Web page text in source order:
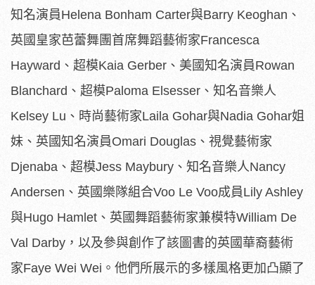
知名演員Helena Bonham Carter與Barry Keoghan、
英國皇家芭蕾舞團首席舞蹈藝術家Francesca
Hayward、超模Kaia Gerber、美國知名演員Rowan
Blanchard、超模Paloma Elsesser、知名音樂人
Kelsey Lu、時尚藝術家Laila Gohar與Nadia Gohar姐
妹、英國知名演員Omari Douglas、視覺藝術家
Djenaba、超模Jess Maybury、知名音樂人Nancy
Andersen、英國樂隊組合Voo Le Voo成員Lily Ashley
與Hugo Hamlet、英國舞蹈藝術家兼模特William De
Val Darby，以及參與創作了該圖書的英國華裔藝術
家Faye Wei Wei。他們所展示的多樣風格更加凸顯了